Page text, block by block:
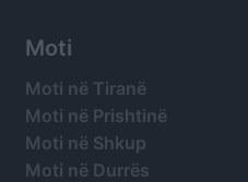
Moti
Moti në Tiranë
Moti në Prishtinë
Moti në Shkup
Moti në Durrës